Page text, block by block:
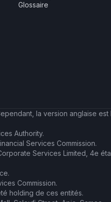
Glossaire
la version anglaise
Authority.
Services Commission.
Services Limited, 4e
Commission.
holding de ces entités.